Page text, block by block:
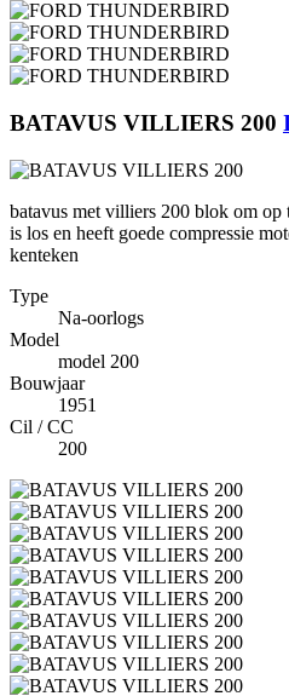
BATAVUS VILLIERS 200
batavus met villiers 200 blok om op
is los en heeft goede compressie
kenteken
Type
Na-oorlogs
Model
model 200
Bouwjaar
1951
Cil / CC
200